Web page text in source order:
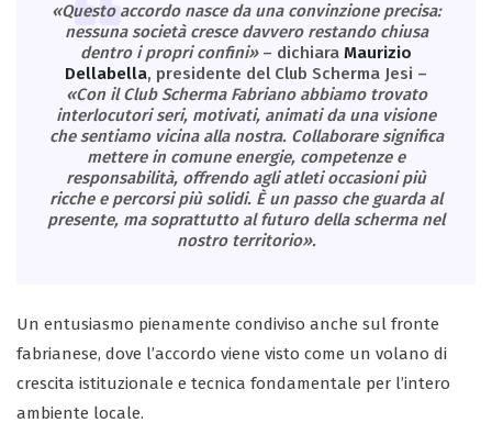
«Questo accordo nasce da una convinzione precisa:
nessuna società cresce davvero restando chiusa
dentro i propri confini»– dichiara Maurizio
Dellabella, presidente del Club Scherma Jesi –
«Con il Club Scherma Fabriano abbiamo trovato
interlocutori seri, motivati, animati da una visione
che sentiamo vicina alla nostra. Collaborare significa
mettere in comune energie, competenze e
responsabilità, offrendo agli atleti occasioni più
ricche e percorsi più solidi. È un passo che guarda al
presente, ma soprattutto al futuro della scherma nel
nostro territorio».
Un entusiasmo pienamente condiviso anche sul fronte
fabrianese, dove l’accordo viene visto come un volano di
crescita istituzionale e tecnica fondamentale per l’intero
ambiente locale.